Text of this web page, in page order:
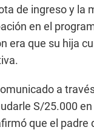
de ingreso y la
en el
era que su hija
a
S/25.000
que el padre